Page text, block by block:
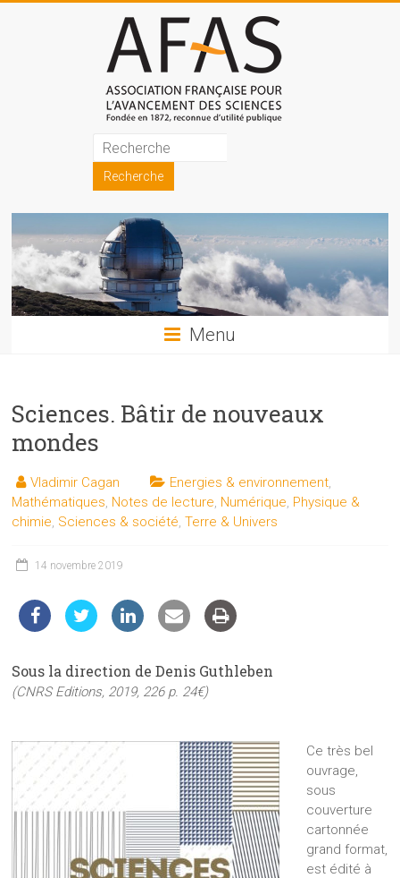
Association
française
pour
l'avancement
des
sciences
les
sciences
et
les
techniques
auprès
public
Menu
Sciences. Bâtir de nouveaux
mondes
Vladimir Cagan Energies & environnement
Mathématiques Notes de lecture Numérique Physique &
chimie Sciences & société ,Terre & Univers
14 novembre 2019
Sous la direction de Denis Guthleben
(CNRS Editions, 2019, 226 p. 24€)
Ce très bel
ouvrage,
sous
couverture
cartonnée
grand format,
est édité à